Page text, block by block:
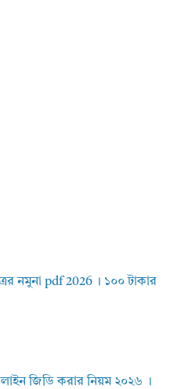
নমুনা pdf 2026 । ১০০ টাকার
জিডি করার নিয়ম ২০২৬ ।